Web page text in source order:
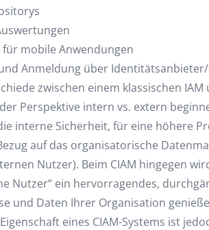
für mobile Anwendungen
Anmeldung über
zwischen einem klassischen IAM
Perspektive intern vs. extern
interne Sicherheit, für eine höhere
auf das organisatorische
Nutzer). Beim CIAM hingegen
Nutzer“ ein hervorragendes,
und Daten Ihrer Organisation
eines CIAM-Systems ist